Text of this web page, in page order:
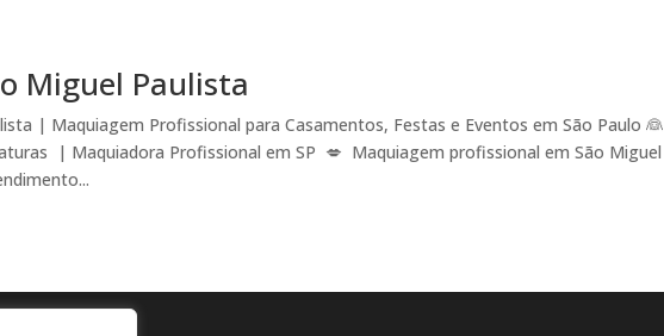
Miguel Paulista
| Maquiagem Profissional para Casamentos, Festas e Eventos em São Paulo 👰
| Maquiadora Profissional em SP 💋 Maquiagem profissional em São Miguel